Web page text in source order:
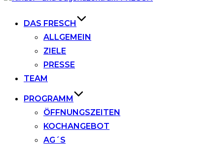
DAS FRESCH
ALLGEMEIN
ZIELE
PRESSE
TEAM
PROGRAMM
ÖFFNUNGSZEITEN
KOCHANGEBOT
AG´S